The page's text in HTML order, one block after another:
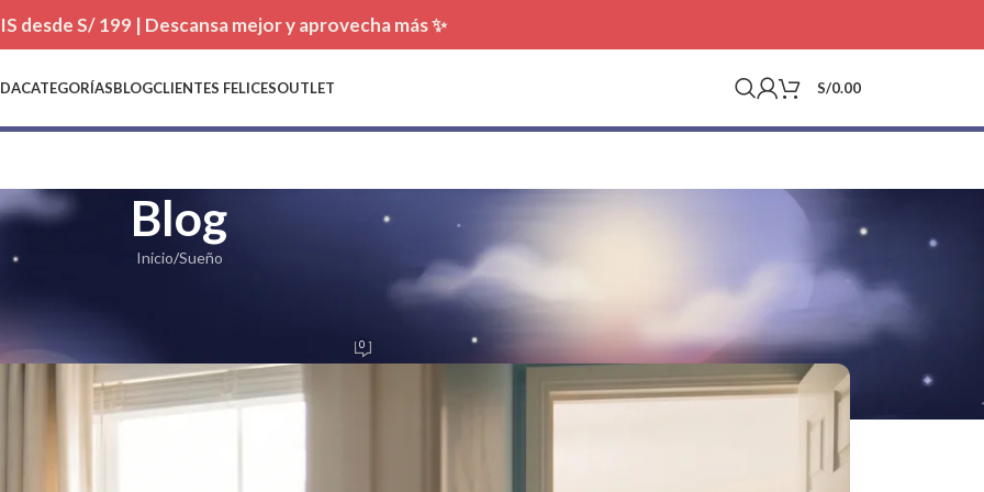
desde S/ 199 | Descansa mejor y aprovecha más ✨
CATEGORÍASBLOGCLIENTES FELICESOUTLET S/0.00
Blog
Inicio Sueño
Adiós al Colecho
por 0